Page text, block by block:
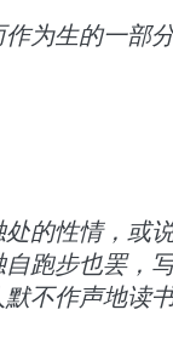
为生的一部分
的性情，或
跑步也罢，
不作声地读